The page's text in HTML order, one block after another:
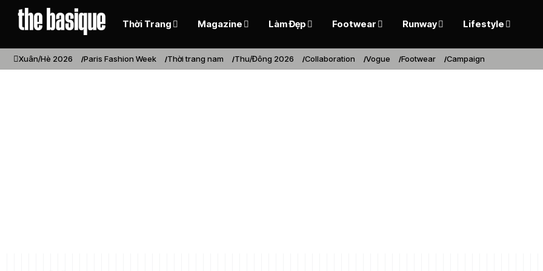
Thời Trang Magazine Làm Đẹp Footwear Runway Lifestyle
Xuân/Hè 2026 Paris Fashion Week Thời trang nam Thu/Đông 2026 Collaboration Vogue Footwear Campaign